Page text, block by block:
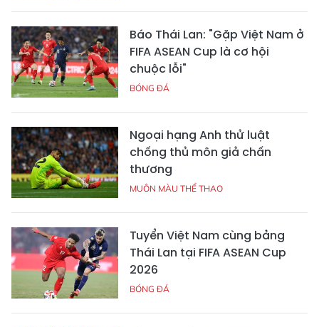
Báo Thái Lan: "Gặp Việt Nam ở
FIFA ASEAN Cup là cơ hội
chuộc lỗi"
BÓNG ĐÁ
Ngoại hạng Anh thử luật
chống thủ môn giả chấn
thương
MUÔN MÀU THỂ THAO
Tuyển Việt Nam cùng bảng
Thái Lan tại FIFA ASEAN Cup
2026
BÓNG ĐÁ